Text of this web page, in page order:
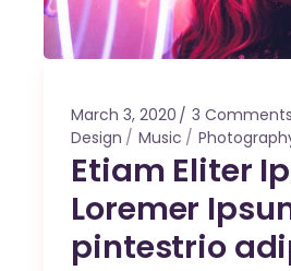
March 3, 2020 3 Comments
Design
Music
Etiam Eliter
Loremer
pintestrio